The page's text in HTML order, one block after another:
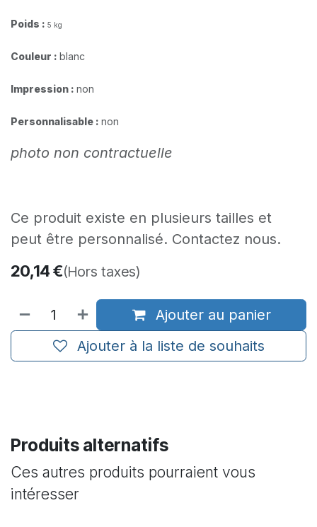
Poids : 5 kg
Couleur : blanc
Impression : non
Personnalisable : non
photo non contractuelle
Ce produit existe en plusieurs tailles et
peut être personnalisé. Contactez nous.
20,14€(Hors taxes)
Ajouter au panier
Ajouter à la liste de souhaits
Produits alternatifs
Ces autres produits pourraient vous
intéresser